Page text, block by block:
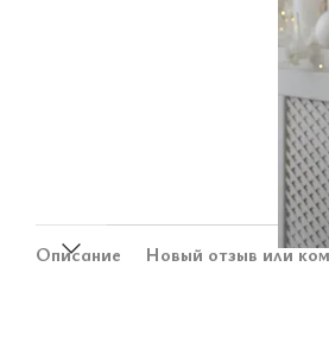
Описание Новый отзыв или